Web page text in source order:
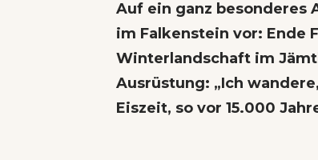
Auf ein ganz besonderes
im Falkenstein vor: Ende
Winterlandschaft im
Ausrüstung: „Ich
Eiszeit, so vor 15.000